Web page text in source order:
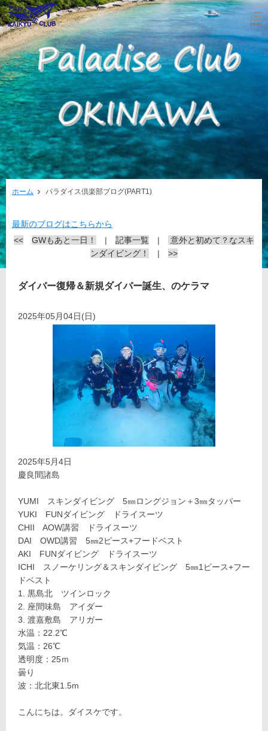
ホーム パラダイス倶楽部ブログ(PART1)
最新のブログはこちらから
<<
GWもあと一日！ | 記事一覧 |
意外と初めて？なスキ
ンダイビング！
| >>
ダイバー復帰＆新規ダイバー誕生、のケラマ
2025年05月04日(日)
2025年5月4日
慶良間諸島
YUMI スキンダイビング 5㎜ロングジョン＋3㎜タッパー
YUKI FUNダイビング ドライスーツ
CHII AOW講習 ドライスーツ
DAI OWD講習 5㎜2ピース+フードベスト
AKI FUNダイビング ドライスーツ
ICHI スノーケリング＆スキンダイビング 5㎜1ピース+フー
ドベスト
黒島北 ツインロック
座間味島 アイダー
渡嘉敷島 アリガー
水温：22.2℃
気温：26℃
透明度：25ｍ
曇り
波：北北東1.5m
こんにちは。ダイスケです。